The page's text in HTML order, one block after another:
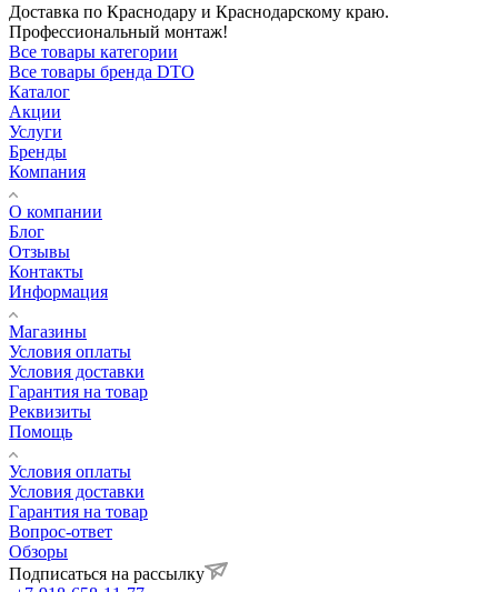
Доставка по Краснодару и Краснодарскому краю.
Профессиональный монтаж!
Все товары категории
Все товары бренда DTO
Каталог
Акции
Услуги
Бренды
Компания
О компании
Блог
Отзывы
Контакты
Информация
Магазины
Условия оплаты
Условия доставки
Гарантия на товар
Реквизиты
Помощь
Условия оплаты
Условия доставки
Гарантия на товар
Вопрос-ответ
Обзоры
Подписаться на рассылку